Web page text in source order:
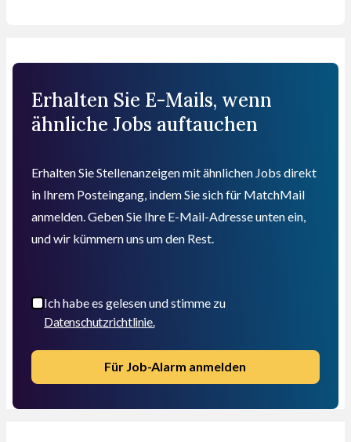
Erhalten Sie E-Mails, wenn
ähnliche Jobs auftauchen
Erhalten Sie Stellenanzeigen mit ähnlichen Jobs direkt
in Ihrem Posteingang, indem Sie sich für MatchMail
anmelden. Geben Sie Ihre E-Mail-Adresse unten ein,
und wir kümmern uns um den Rest.
Ich habe es gelesen und stimme zu
Datenschutzrichtlinie.
Für Job-Alarm anmelden